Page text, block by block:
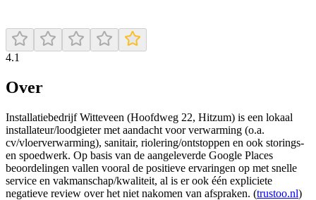
4.1
Over
Installatiebedrijf Witteveen (Hoofdweg 22, Hitzum) is een lokaal
installateur/loodgieter met aandacht voor verwarming (o.a.
cv/vloerverwarming), sanitair, riolering/ontstoppen en ook storings-
en spoedwerk. Op basis van de aangeleverde Google Places
beoordelingen vallen vooral de positieve ervaringen op met snelle
service en vakmanschap/kwaliteit, al is er ook één expliciete
negatieve review over het niet nakomen van afspraken. (trustoo.nl)